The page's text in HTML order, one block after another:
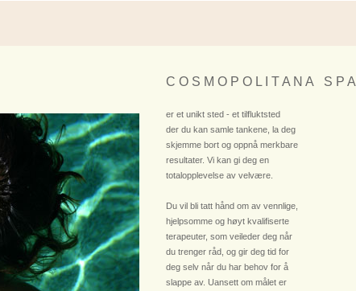
C O S M O P O L I T A N A S P A
er et unikt sted - et tilfluktsted
der du kan samle tankene, la deg
skjemme bort og oppnå merkbare
resultater. Vi kan gi deg en
totalopplevelse av velvære.
Du vil bli tatt hånd om av vennlige,
hjelpsomme og høyt kvalifiserte
terapeuter, som veileder deg når
du trenger råd, og gir deg tid for
deg selv når du har behov for å
slappe av. Uansett om målet er